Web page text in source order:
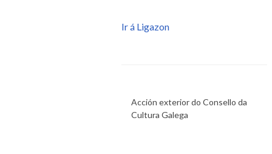
Ir á Ligazon
Acción exterior do Consello da
Cultura Galega